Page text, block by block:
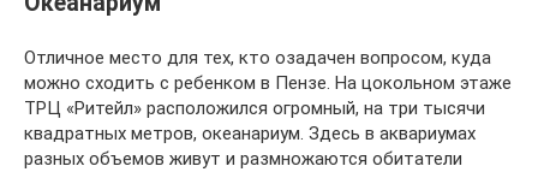
Отличное место для тех, кто озадачен вопросом, куда
можно сходить с ребенком в Пензе. На цокольном этаже
ТРЦ «Ритейл» расположился огромный, на три тысячи
квадратных метров, океанариум. Здесь в аквариумах
разных объемов живут и размножаются обитатели